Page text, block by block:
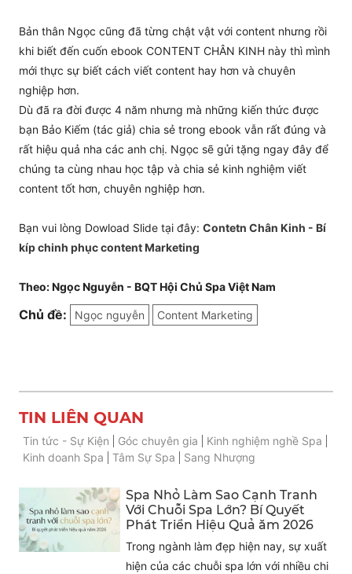
Bản thân Ngọc cũng đã từng chật vật với content nhưng rồi
khi biết đến cuốn ebook CONTENT CHÂN KINH này thì mình
mới thực sự biết cách viết content hay hơn và chuyên
nghiệp hơn.
Dù đã ra đời được 4 năm nhưng mà những kiến thức được
bạn Bảo Kiếm (tác giả) chia sẻ trong ebook vẫn rất đúng và
rất hiệu quả nha các anh chị. Ngọc sẽ gửi tặng ngay đây để
chúng ta cùng nhau học tập và chia sẻ kinh nghiệm viết
content tốt hơn, chuyên nghiệp hơn.
Bạn vui lòng Dowload Slide tại đây: Contetn Chân Kinh - Bí
kíp chinh phục content Marketing
Theo: Ngọc Nguyễn - BQT Hội Chủ Spa Việt Nam
Chủ đề: Ngọc nguyễn Content Marketing
TIN LIÊN QUAN
Tin tức - Sự Kiện Góc chuyên gia
Kinh nghiệm nghề Spa
Kinh doanh Spa
Tâm Sự Spa Sang Nhượng
Spa Nhỏ Làm Sao Cạnh Tranh
Với Chuỗi Spa Lớn? Bí Quyết
Phát Triển Hiệu Quả ăm 2026
Trong ngành làm đẹp hiện nay, sự xuất
hiện của các chuỗi spa lớn với nhiều chi